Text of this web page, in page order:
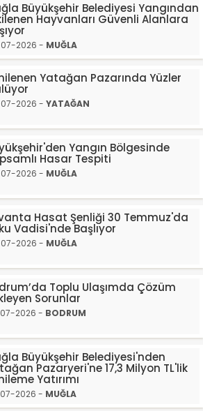
Büyükşehir Belediyesi Yangından
Hayvanları Güvenli Alanlara
2026 - MUĞLA
Yatağan Pazarında Yüzler
2026 - YATAĞAN
Yangın Bölgesinde
Hasar Tespiti
2026 - MUĞLA
Hasat Şenliği 30 Temmuz'da
Vadisi'nde Başlıyor
2026 - MUĞLA
Toplu Ulaşımda Çözüm
Sorunlar
2026 - BODRUM
Büyükşehir Belediyesi'nden
Pazaryeri'ne 17,3 Milyon TL'lik
Yatırımı
2026 - MUĞLA